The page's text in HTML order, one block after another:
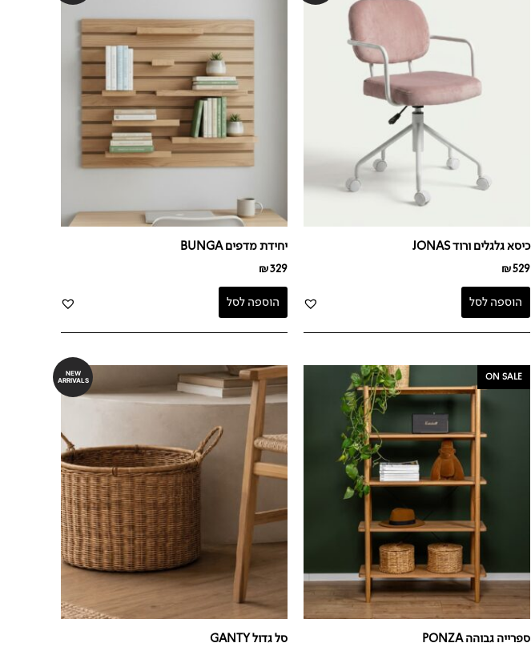
כיסא גלגלים ורוד JONAS
₪529
הוספה לסל
יחידת מדפים BUNGA
₪329
הוספה לסל
ON SALE
ספרייה גבוהה PONZA
המחיר
המקורי
היה:
₪2,459.
הנוכחי
הוא:
₪1,990.
NEW
ARRIVALS
סל גדול GANTY